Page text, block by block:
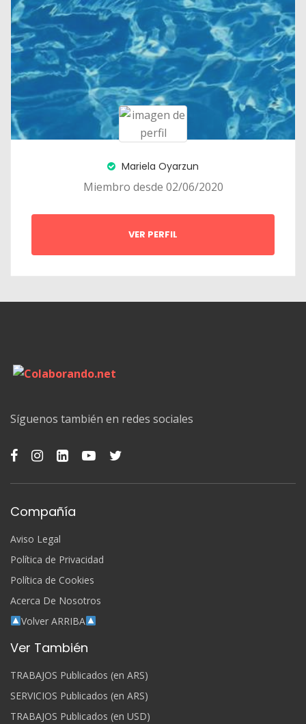
Mariela Oyarzun
Miembro desde 02/06/2020
VER PERFIL
Síguenos también en redes sociales
Compañía
Aviso Legal
Política de Privacidad
Política de Cookies
Acerca De Nosotros
Volver ARRIBA
Ver También
TRABAJOS Publicados (en ARS)
SERVICIOS Publicados (en ARS)
TRABAJOS Publicados (en USD)